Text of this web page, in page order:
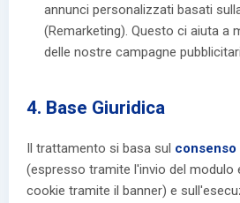
annunci personalizzati basati
(Remarketing). Questo ci aiuta a
delle nostre campagne
4. Base Giuridica
Il trattamento si basa sul
(espresso tramite l'invio del modulo
cookie tramite il banner) e